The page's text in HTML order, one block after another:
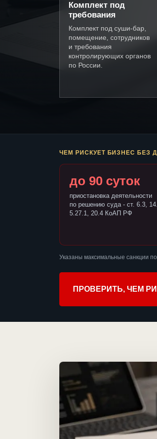
Комплект под
требования
Комплект под суши-бар,
помещение, сотрудников
и требования
контролирующих органов
по России.
ЧЕМ РИСКУЕТ БИЗНЕС БЕЗ
до 90 суток
приостановка деятельности
по решению суда - ст. 6.3,
5.27.1, 20.4 КоАП РФ
Указаны максимальные санкции
ПРОВЕРИТЬ, ЧЕМ